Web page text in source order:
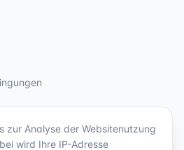
zur Analyse der Websitenutzung
wird Ihre IP-Adresse